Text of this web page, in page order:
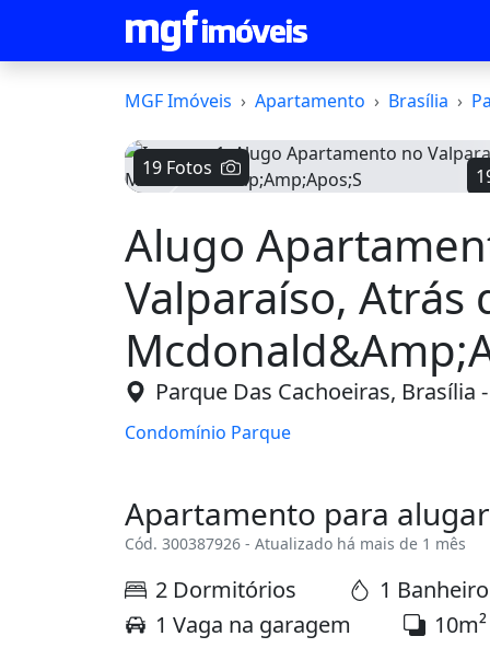
MGF Imóveis Apartamento Brasília
19 Fotos
Alugo
Valparaíso, Atrás
Parque Das Cachoeiras, Brasília
Condomínio Parque
Apartamento para alugar
Cód. 300387926 - Atualizado há mais de 1 mês
2 Dormitórios
1 Banheiro
1 Vaga na garagem